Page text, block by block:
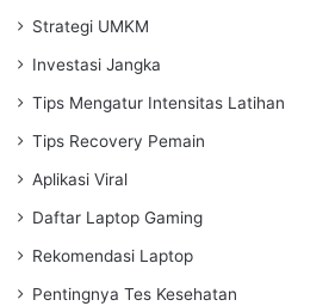
Strategi UMKM
Investasi Jangka
Tips Mengatur Intensitas Latihan
Tips Recovery Pemain
Aplikasi Viral
Daftar Laptop Gaming
Rekomendasi Laptop
Pentingnya Tes Kesehatan